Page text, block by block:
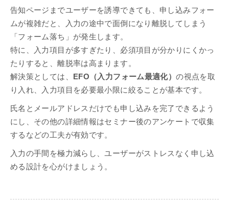
告知ページまでユーザーを誘導できても、申し込みフォー
ムが複雑だと、入力の途中で面倒になり離脱してしまう
「フォーム落ち」が発生します。
特に、入力項目が多すぎたり、必須項目が分かりにくかっ
たりすると、離脱率は高まります。
解決策としては、 EFO（入力フォーム最適化）の視点を取
り入れ、入力項目を必要最小限に絞ることが基本です。
氏名とメールアドレスだけでも申し込みを完了できるよう
にし、その他の詳細情報はセミナー後のアンケートで収集
するなどの工夫が有効です。
入力の手間を極力減らし、ユーザーがストレスなく申し込
める設計を心がけましょう。